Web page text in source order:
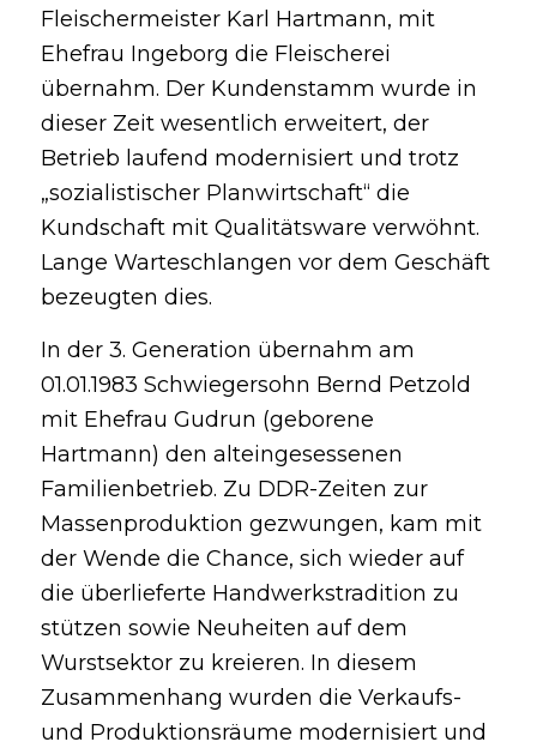
Fleischermeister Karl Hartmann, mit
Ehefrau Ingeborg die Fleischerei
übernahm. Der Kundenstamm wurde in
dieser Zeit wesentlich erweitert, der
Betrieb laufend modernisiert und trotz
„sozialistischer Planwirtschaft“ die
Kundschaft mit Qualitätsware verwöhnt.
Lange Warteschlangen vor dem Geschäft
bezeugten dies.
In der 3. Generation übernahm am
01.01.1983 Schwiegersohn Bernd Petzold
mit Ehefrau Gudrun (geborene
Hartmann) den alteingesessenen
Familienbetrieb. Zu DDR-Zeiten zur
Massenproduktion gezwungen, kam mit
der Wende die Chance, sich wieder auf
die überlieferte Handwerkstradition zu
stützen sowie Neuheiten auf dem
Wurstsektor zu kreieren. In diesem
Zusammenhang wurden die Verkaufs-
und Produktionsräume modernisiert und